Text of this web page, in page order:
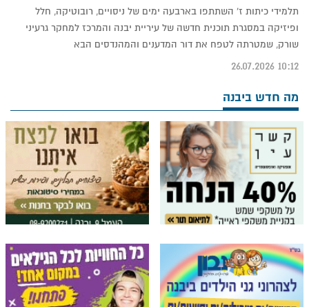
תלמידי כיתות ז' השתתפו בארבעה ימים של ניסויים, רובוטיקה, חלל
ופיזיקה במסגרת תוכנית חדשה של עיריית יבנה והמרכז למחקר גרעיני
שורק, שמטרתה לטפח את דור המדענים והמהנדסים הבא
10:12 26.07.2026
מה חדש ביבנה